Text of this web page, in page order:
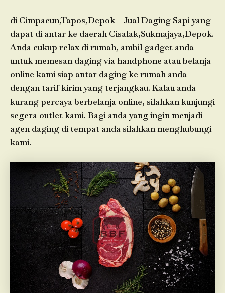
di Cimpaeun,Tapos,Depok – Jual Daging Sapi yang
dapat di antar ke daerah Cisalak,Sukmajaya,Depok.
Anda cukup relax di rumah, ambil gadget anda
untuk memesan daging via handphone atau belanja
online kami siap antar daging ke rumah anda
dengan tarif kirim yang terjangkau. Kalau anda
kurang percaya berbelanja online, silahkan kunjungi
segera outlet kami. Bagi anda yang ingin menjadi
agen daging di tempat anda silahkan menghubungi
kami.